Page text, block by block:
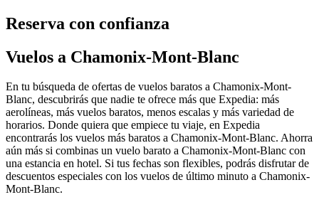
Reserva con confianza
Vuelos a Chamonix-Mont-Blanc
En tu búsqueda de ofertas de vuelos baratos a Chamonix-Mont-
Blanc, descubrirás que nadie te ofrece más que Expedia: más
aerolíneas, más vuelos baratos, menos escalas y más variedad de
horarios. Donde quiera que empiece tu viaje, en Expedia
encontrarás los vuelos más baratos a Chamonix-Mont-Blanc. Ahorra
aún más si combinas un vuelo barato a Chamonix-Mont-Blanc con
una estancia en hotel. Si tus fechas son flexibles, podrás disfrutar de
descuentos especiales con los vuelos de último minuto a Chamonix-
Mont-Blanc.